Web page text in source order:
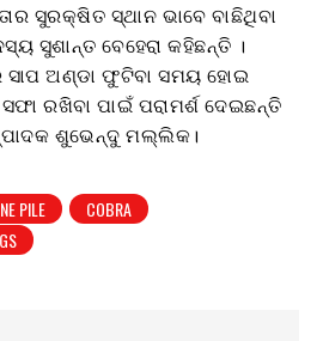
ସୁରକ୍ଷିତ ସ୍ଥାନ ଭାବେ ବାଛିଥିବା
ସୁଶାନ୍ତ ବେହେରା କହିଛନ୍ତି ।
ଅଣ୍ଡା ଫୁଟିବା ସମୟ ହୋଇ
ରଖିବା ପାଇଁ ପରାମର୍ଶ ଦେଇଛନ୍ତି
ଶୁଭେନ୍ଦୁ ମଲ୍ଲିକ।
PILE
COBRA